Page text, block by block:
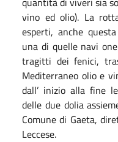
vino ed olio). La
esperti, anche
una di quelle navi
tragitti dei fenici,
Mediterraneo olio e
dall’ inizio alla fine
delle due dolia
Comune di Gaeta,
Leccese.